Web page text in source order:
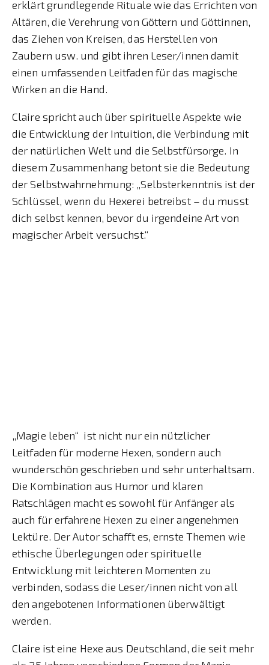
erklärt grundlegende Rituale wie das Errichten von
Altären, die Verehrung von Göttern und Göttinnen,
das Ziehen von Kreisen, das Herstellen von
Zaubern usw. und gibt ihren Leser/innen damit
einen umfassenden Leitfaden für das magische
Wirken an die Hand.
Claire spricht auch über spirituelle Aspekte wie
die Entwicklung der Intuition, die Verbindung mit
der natürlichen Welt und die Selbstfürsorge. In
diesem Zusammenhang betont sie die Bedeutung
der Selbstwahrnehmung: „Selbsterkenntnis ist der
Schlüssel, wenn du Hexerei betreibst – du musst
dich selbst kennen, bevor du irgendeine Art von
magischer Arbeit versuchst.“
„Magie leben“ ist nicht nur ein nützlicher
Leitfaden für moderne Hexen, sondern auch
wunderschön geschrieben und sehr unterhaltsam.
Die Kombination aus Humor und klaren
Ratschlägen macht es sowohl für Anfänger als
auch für erfahrene Hexen zu einer angenehmen
Lektüre. Der Autor schafft es, ernste Themen wie
ethische Überlegungen oder spirituelle
Entwicklung mit leichteren Momenten zu
verbinden, sodass die Leser/innen nicht von all
den angebotenen Informationen überwältigt
werden.
Claire ist eine Hexe aus Deutschland, die seit mehr